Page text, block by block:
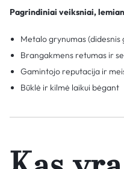
Pagrindiniai veiksniai,
Metalo grynumas
Brangakmens retumas ir
Gamintojo reputacija ir
Būklė ir kilmė laikui bėgant